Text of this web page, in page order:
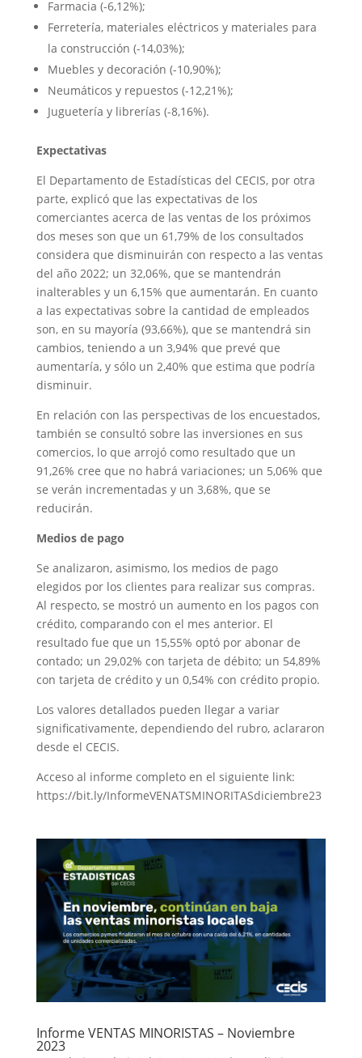
Farmacia (-6,12%);
Ferretería, materiales eléctricos y materiales para
la construcción (-14,03%);
Muebles y decoración (-10,90%);
Neumáticos y repuestos (-12,21%);
Juguetería y librerías (-8,16%).
Expectativas
El Departamento de Estadísticas del CECIS, por otra
parte, explicó que las expectativas de los
comerciantes acerca de las ventas de los próximos
dos meses son que un 61,79% de los consultados
considera que disminuirán con respecto a las ventas
del año 2022; un 32,06%, que se mantendrán
inalterables y un 6,15% que aumentarán. En cuanto
a las expectativas sobre la cantidad de empleados
son, en su mayoría (93,66%), que se mantendrá sin
cambios, teniendo a un 3,94% que prevé que
aumentaría, y sólo un 2,40% que estima que podría
disminuir.
En relación con las perspectivas de los encuestados,
también se consultó sobre las inversiones en sus
comercios, lo que arrojó como resultado que un
91,26% cree que no habrá variaciones; un 5,06% que
se verán incrementadas y un 3,68%, que se
reducirán.
Medios de pago
Se analizaron, asimismo, los medios de pago
elegidos por los clientes para realizar sus compras.
Al respecto, se mostró un aumento en los pagos con
crédito, comparando con el mes anterior. El
resultado fue que un 15,55% optó por abonar de
contado; un 29,02% con tarjeta de débito; un 54,89%
con tarjeta de crédito y un 0,54% con crédito propio.
Los valores detallados pueden llegar a variar
significativamente, dependiendo del rubro, aclararon
desde el CECIS.
Acceso al informe completo en el siguiente link:
https://bit.ly/InformeVENATSMINORITASdiciembre23
Informe VENTAS MINORISTAS – Noviembre
2023